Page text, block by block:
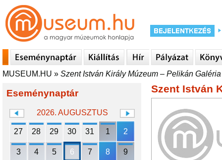
MUSEUM.HU » Szent István Király Múzeum – Pelikán Galéria
Eseménynaptár
2026. AUGUSZTUS
27 28 29 30 31 1 2
3 4 5 6 7 8 9
Szent István